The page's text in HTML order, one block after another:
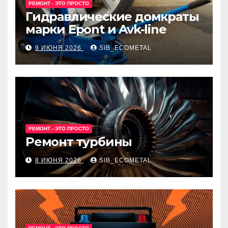
РЕМОНТ - ЭТО ПРОСТО
Гидравлические домкраты
марки Epont и Avk-line
9 ИЮНЯ 2026 SIB_ECOMETAL
РЕМОНТ - ЭТО ПРОСТО
Ремонт турбины
8 ИЮНЯ 2026 SIB_ECOMETAL